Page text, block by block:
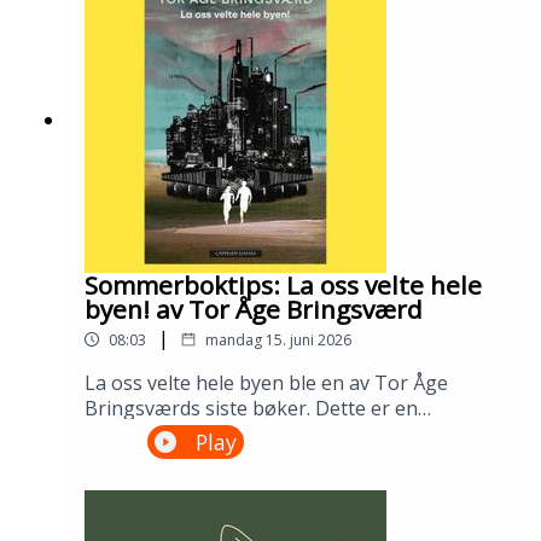
bibliotek i april 2026.Medvirkende: Tomas
Gustafsson og Ingris Bie
HelgesenProduksjon: Åsmund Ådnøy.Alt om
Sølvberget: https://www.sølvberget.no
Sommerboktips: La oss velte hele
byen! av Tor Åge Bringsværd
08:03 | mandag 15. juni 2026
La oss velte hele byen ble en av Tor Åge
Bringsværds siste bøker. Dette er en
dystopisk ungdomsroman fra en ødelagt og
urettferdig verden. Men den er slett ikke uten
håp. Lån den på biblioteket ditt!---Innspilt på
Ellen Vinje og Åsmund Ådnøy.Produksjon:
Play